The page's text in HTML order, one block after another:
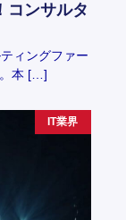
コンサルタ
ィングファー
。本 […]
IT業界